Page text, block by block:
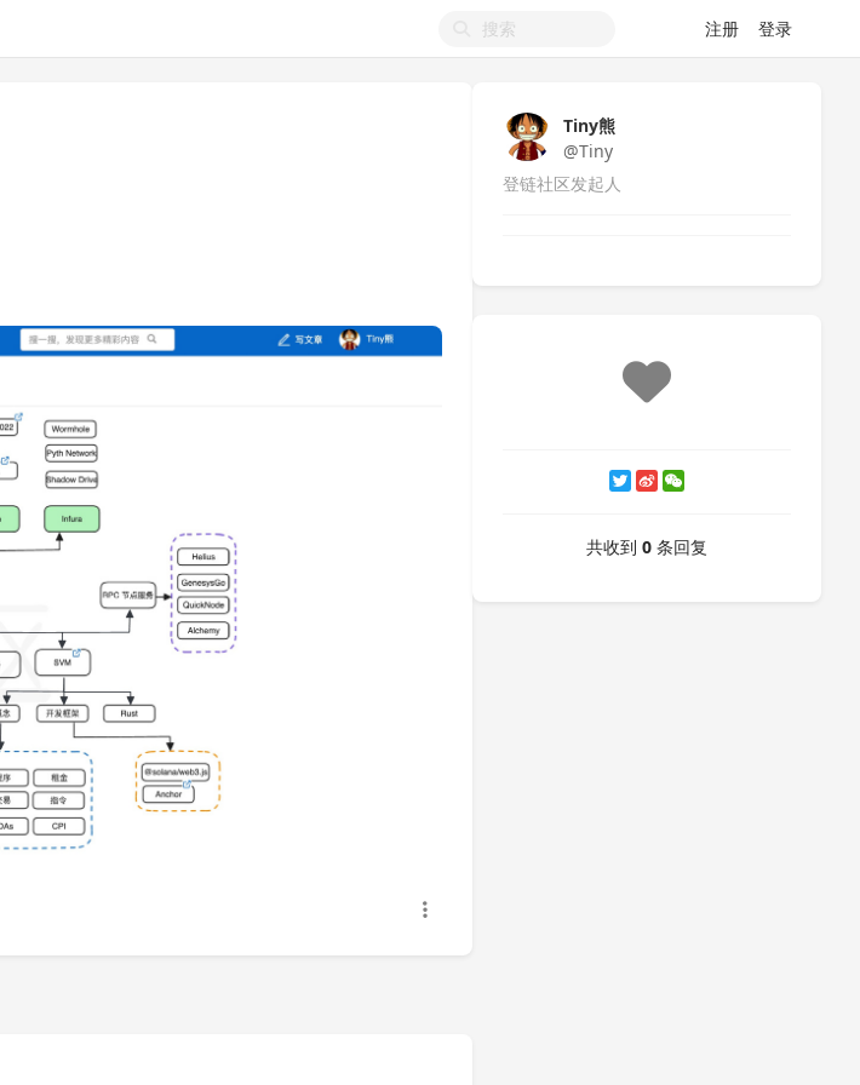
注册 登录
Tiny熊
@Tiny
登链社区发起人
共收到 0 条回复